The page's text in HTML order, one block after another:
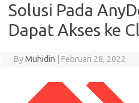
Solusi Pada
Dapat Akses ke
ByMuhidin Februari 28, 2022